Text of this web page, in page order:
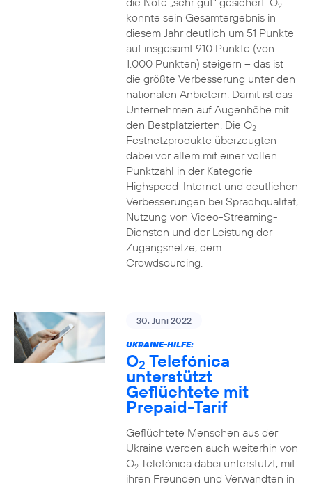
2
konnte sein Gesamtergebnis in
diesem Jahr deutlich um 51 Punkte
auf insgesamt 910 Punkte (von
1.000 Punkten) steigern – das ist
die größte Verbesserung unter den
nationalen Anbietern. Damit ist das
Unternehmen auf Augenhöhe mit
den Bestplatzierten. Die O2
Festnetzprodukte überzeugten
dabei vor allem mit einer vollen
Punktzahl in der Kategorie
Highspeed-Internet und deutlichen
Verbesserungen bei Sprachqualität,
Nutzung von Video-Streaming-
Diensten und der Leistung der
Zugangsnetze, dem
Crowdsourcing.
30. Juni 2022
UKRAINE-HILFE:
O2 Telefónica
unterstützt
Geflüchtete mit
Prepaid-Tarif
Geflüchtete Menschen aus der
Ukraine werden auch weiterhin von
O2Telefónica dabei unterstützt, mit
ihren Freunden und Verwandten in